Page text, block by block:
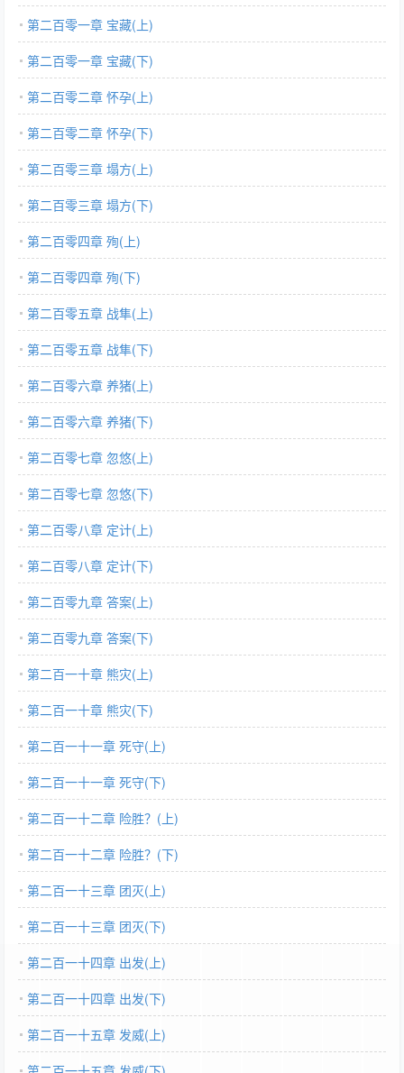
第二百零一章 宝藏(上)
第二百零一章 宝藏(下)
第二百零二章 怀孕(上)
第二百零二章 怀孕(下)
第二百零三章 塌方(上)
第二百零三章 塌方(下)
第二百零四章 殉(上)
第二百零四章 殉(下)
第二百零五章 战隼(上)
第二百零五章 战隼(下)
第二百零六章 养猪(上)
第二百零六章 养猪(下)
第二百零七章 忽悠(上)
第二百零七章 忽悠(下)
第二百零八章 定计(上)
第二百零八章 定计(下)
第二百零九章 答案(上)
第二百零九章 答案(下)
第二百一十章 熊灾(上)
第二百一十章 熊灾(下)
第二百一十一章 死守(上)
第二百一十一章 死守(下)
第二百一十二章 险胜？(上)
第二百一十二章 险胜？(下)
第二百一十三章 团灭(上)
第二百一十三章 团灭(下)
第二百一十四章 出发(上)
第二百一十四章 出发(下)
第二百一十五章 发威(上)